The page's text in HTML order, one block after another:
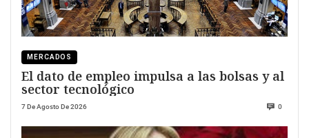
MERCADOS
El dato de empleo impulsa a las bolsas y al
sector tecnológico
7 De Agosto De 2026 0